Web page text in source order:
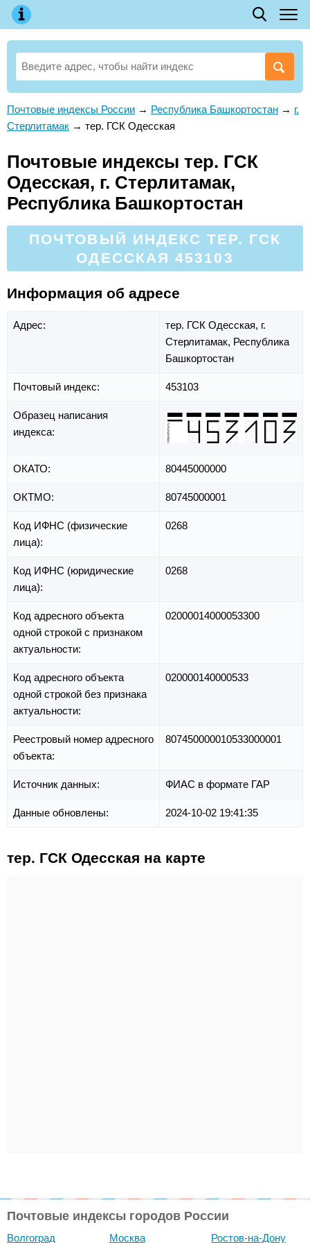
Почтовые индексы России → Республика Башкортостан → г.
Стерлитамак → тер. ГСК Одесская
Почтовые индексы тер. ГСК
Одесская, г. Стерлитамак,
Республика Башкортостан
ПОЧТОВЫЙ ИНДЕКС ТЕР. ГСК
ОДЕССКАЯ 453103
Информация об адресе
Адрес: тер. ГСК Одесская, г.
Стерлитамак, Республика
Башкортостан
Почтовый индекс: 453103
Образец написания
индекса:
ОКАТО: 80445000000
ОКТМО: 80745000001
Код ИФНС (физические
лица):
0268
Код ИФНС (юридические
лица):
0268
Код адресного объекта
одной строкой с признаком
актуальности:
02000014000053300
Код адресного объекта
одной строкой без признака
актуальности:
020000140000533
Реестровый номер адресного
объекта:
807450000010533000001
Источник данных: ФИАС в формате ГАР
Данные обновлены: 2024-10-02 19:41:35
тер. ГСК Одесская на карте
Почтовые индексы городов России
Волгоград Москва Ростов-на-Дону